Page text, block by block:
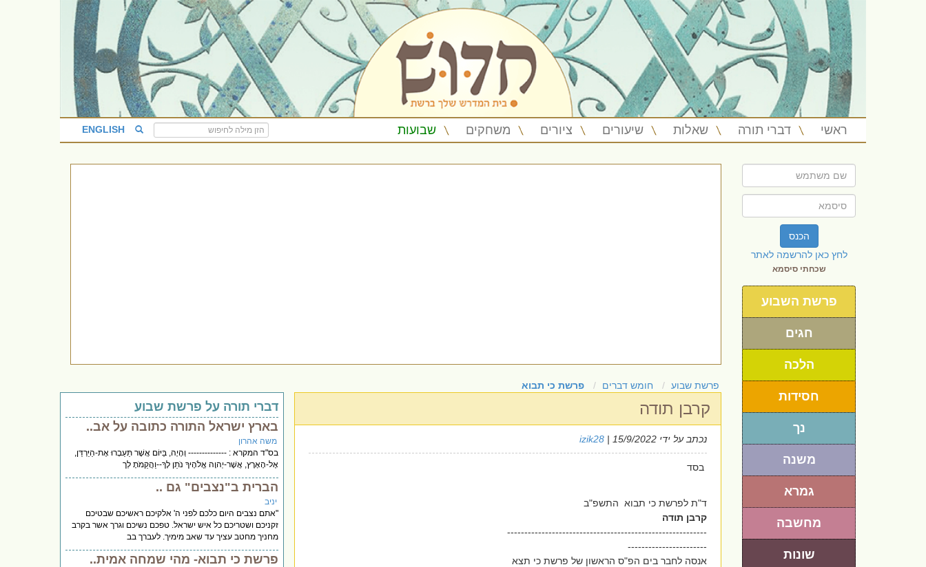
ראשי דברי תורה שאלות שיעורים ציורים משחקים שבועות ENGLISH
הכנס
לחץ כאן להרשמה לאתר
שכחתי סיסמא
פרשת השבוע
חגים
הלכה
חסידות
נך
משנה
גמרא
מחשבה
שונות
פרשת שבוע חומש דברים פרשת כי תבוא
קרבן תודה
נכתב על ידי izik28 | 15/9/2022
בסד
ד"ת לפרשת כי תבוא התשפ"ב
קרבן תודה
----------------------------------------------------------
-----------------------
אנסה לחבר בים הפ"ס הראשון של פרשת כי תצא
דברי תורה על פרשת שבוע
בארץ ישראל התורה כתובה על אב..
משה אהרון
בס"ד המקרא : -------------- וְהָיָה, בַּיּוֹם אֲשֶׁר תַּעַבְרוּ אֶת-הַיַּרְדֵּן,
אֶל-הָאָרֶץ, אֲשֶׁר-יְהוָה אֱלֹהֶיךָ נֹתֵן לָךְ--וַהֲקֵמֹתָ לְך
הברית ב"נצבים" גם ..
יניב
"אתם נצבים היום כלכם לפני ה' אלקיכם ראשיכם שבטיכם
זקניכם ושטריכם כל איש ישראל. טפכם נשיכם וגרך אשר בקרב
מחניך מחטב עציך עד שאב מימיך. לעברך בב
פרשת כי תבוא- מהי שמחה אמית..